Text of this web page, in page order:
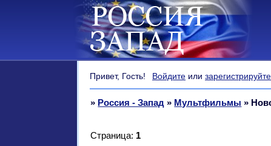
Привет, Гость! Войдите или
» Россия - Запад » Мультфильмы »
Страница: 1